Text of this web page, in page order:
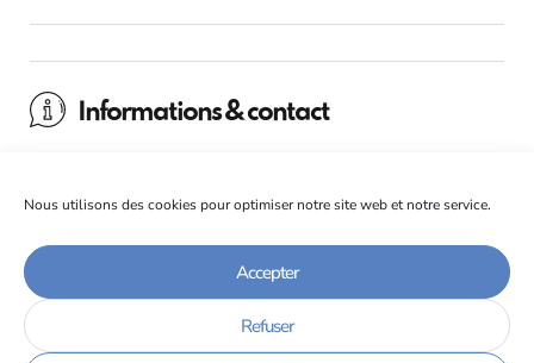
Nous utilisons des cookies pour optimiser notre site web et notre service.
Accepter
Refuser
Informations & contact
Cliquez pour accepter les cookies de marketing et